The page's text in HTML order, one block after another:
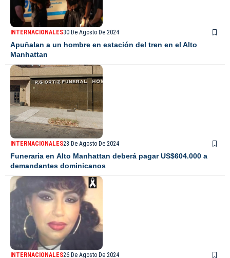
INTERNACIONALES30 De Agosto De 2024
Apuñalan a un hombre en estación del tren en el Alto
Manhattan
INTERNACIONALES28 De Agosto De 2024
Funeraria en Alto Manhattan deberá pagar US$604.000 a
demandantes dominicanos
INTERNACIONALES26 De Agosto De 2024